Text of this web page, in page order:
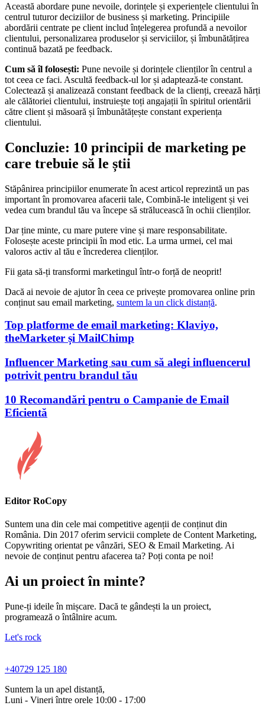
Această abordare pune nevoile, dorințele și experiențele clientului în
centrul tuturor deciziilor de business și marketing. Principiile
abordării centrate pe client includ înțelegerea profundă a nevoilor
clientului, personalizarea produselor și serviciilor, și îmbunătățirea
continuă bazată pe feedback.
Cum să îl folosești: Pune nevoile și dorințele clienților în centrul a
tot ceea ce faci. Ascultă feedback-ul lor și adaptează-te constant.
Colectează și analizează constant feedback de la clienți, creează hărți
ale călătoriei clientului, instruiește toți angajații în spiritul orientării
către client și măsoară și îmbunătățește constant experiența
clientului.
Concluzie: 10 principii de marketing pe
care trebuie să le știi
Stăpânirea principiilor enumerate în acest articol reprezintă un pas
important în promovarea afacerii tale, Combină-le inteligent și vei
vedea cum brandul tău va începe să strălucească în ochii clienților.
Dar ține minte, cu mare putere vine și mare responsabilitate.
Folosește aceste principii în mod etic. La urma urmei, cel mai
valoros activ al tău e încrederea clienților.
Fii gata să-ți transformi marketingul într-o forță de neoprit!
Dacă ai nevoie de ajutor în ceea ce privește promovarea online prin
conținut sau email marketing, suntem la un click distanță.
Top platforme de email marketing: Klaviyo,
theMarketer și MailChimp
Influencer Marketing sau cum să alegi influencerul
potrivit pentru brandul tău
10 Recomandări pentru o Campanie de Email
Eficientă
Editor RoCopy
Suntem una din cele mai competitive agenții de conținut din
România. Din 2017 oferim servicii complete de Content Marketing,
Copywriting orientat pe vânzări, SEO & Email Marketing. Ai
nevoie de conținut pentru afacerea ta? Poți conta pe noi!
Ai un proiect în minte?
Pune-ți ideile în mișcare. Dacă te gândești la un proiect,
programează o întâlnire acum.
Let's rock
+40729 125 180
Suntem la un apel distanță,
Luni - Vineri între orele 10:00 - 17:00